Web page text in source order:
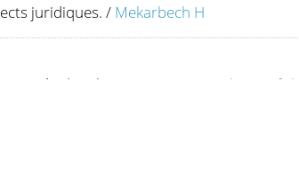
juridiques. / Mekarbech H
des chemins. Fatima Zohra Oufriha